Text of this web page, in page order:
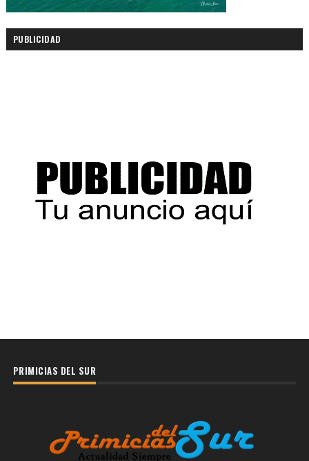
PUBLICIDAD
PRIMICIAS DEL SUR